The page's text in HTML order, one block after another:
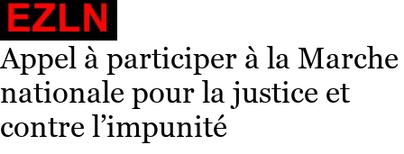
Appel à participer à la Marche
nationale pour la justice et
contre l’impunité